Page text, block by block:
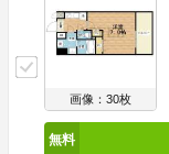
画像：30枚